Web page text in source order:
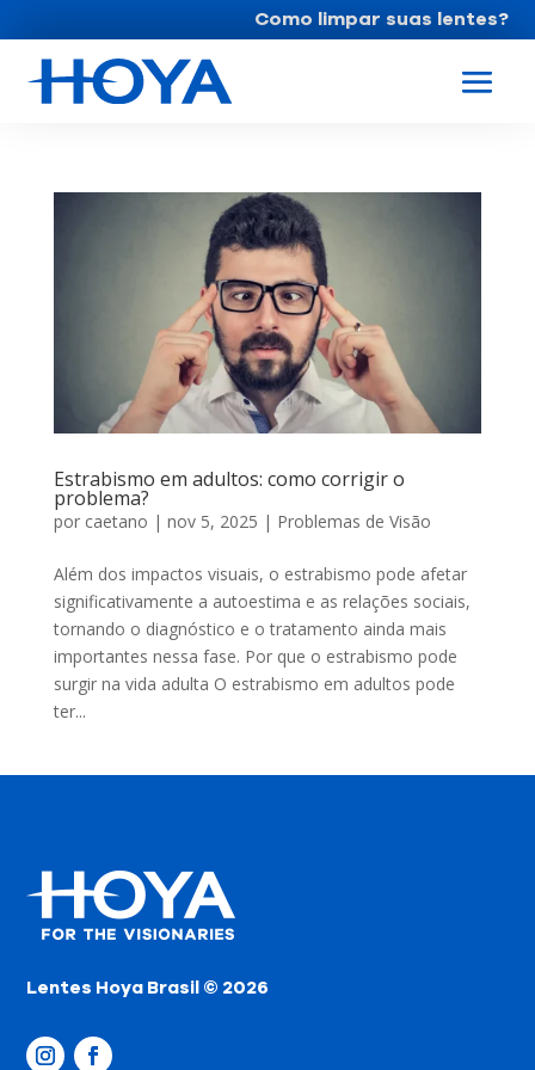
Como limpar suas lentes?
Estrabismo em adultos: como corrigir o
problema?
por caetano | nov 5, 2025 | Problemas de Visão
Além dos impactos visuais, o estrabismo pode afetar
significativamente a autoestima e as relações sociais,
tornando o diagnóstico e o tratamento ainda mais
importantes nessa fase. Por que o estrabismo pode
surgir na vida adulta O estrabismo em adultos pode
ter...
Lentes Hoya Brasil © 2026